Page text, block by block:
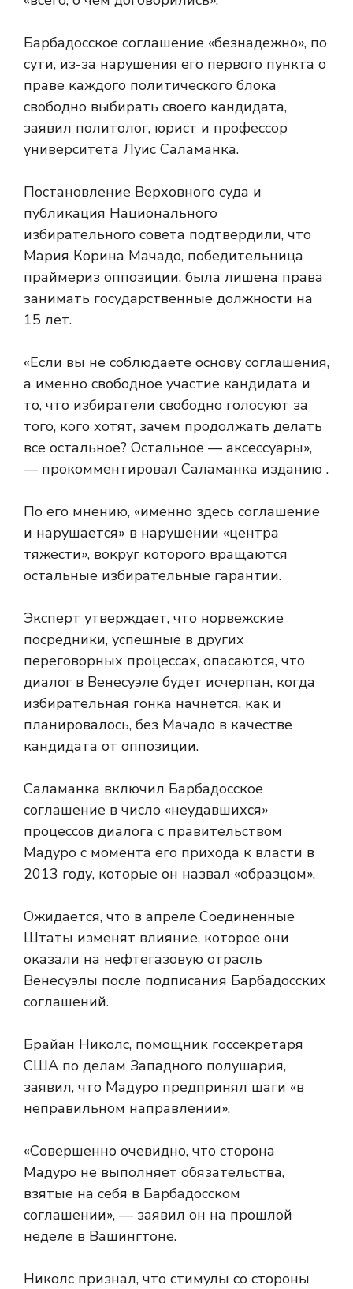
Барбадосское соглашение «безнадежно», по
сути, из-за нарушения его первого пункта о
праве каждого политического блока
свободно выбирать своего кандидата,
заявил политолог, юрист и профессор
университета Луис Саламанка.
Постановление Верховного суда и
публикация Национального
избирательного совета подтвердили, что
Мария Корина Мачадо, победительница
праймериз оппозиции, была лишена права
занимать государственные должности на
15 лет.
«Если вы не соблюдаете основу соглашения,
а именно свободное участие кандидата и
то, что избиратели свободно голосуют за
того, кого хотят, зачем продолжать делать
все остальное? Остальное — аксессуары»,
— прокомментировал Саламанка изданию .
По его мнению, «именно здесь соглашение
и нарушается» в нарушении «центра
тяжести», вокруг которого вращаются
остальные избирательные гарантии.
Эксперт утверждает, что норвежские
посредники, успешные в других
переговорных процессах, опасаются, что
диалог в Венесуэле будет исчерпан, когда
избирательная гонка начнется, как и
планировалось, без Мачадо в качестве
кандидата от оппозиции.
Саламанка включил Барбадосское
соглашение в число «неудавшихся»
процессов диалога с правительством
Мадуро с момента его прихода к власти в
2013 году, которые он назвал «образцом».
Ожидается, что в апреле Соединенные
Штаты изменят влияние, которое они
оказали на нефтегазовую отрасль
Венесуэлы после подписания Барбадосских
соглашений.
Брайан Николс, помощник госсекретаря
США по делам Западного полушария,
заявил, что Мадуро предпринял шаги «в
неправильном направлении».
«Совершенно очевидно, что сторона
Мадуро не выполняет обязательства,
взятые на себя в Барбадосском
соглашении», — заявил он на прошлой
неделе в Вашингтоне.
Николс признал, что стимулы со стороны